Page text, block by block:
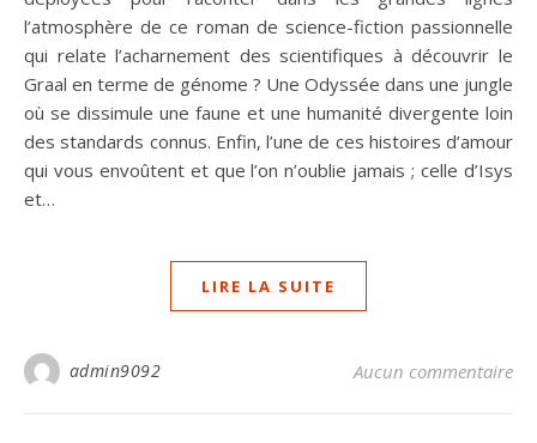
l’atmosphère de ce roman de science-fiction passionnelle
qui relate l’acharnement des scientifiques à découvrir le
Graal en terme de génome ? Une Odyssée dans une jungle
où se dissimule une faune et une humanité divergente loin
des standards connus. Enfin, l’une de ces histoires d’amour
qui vous envoûtent et que l’on n’oublie jamais ; celle d’Isys
et…
LIRE LA SUITE
admin9092 Aucun commentaire